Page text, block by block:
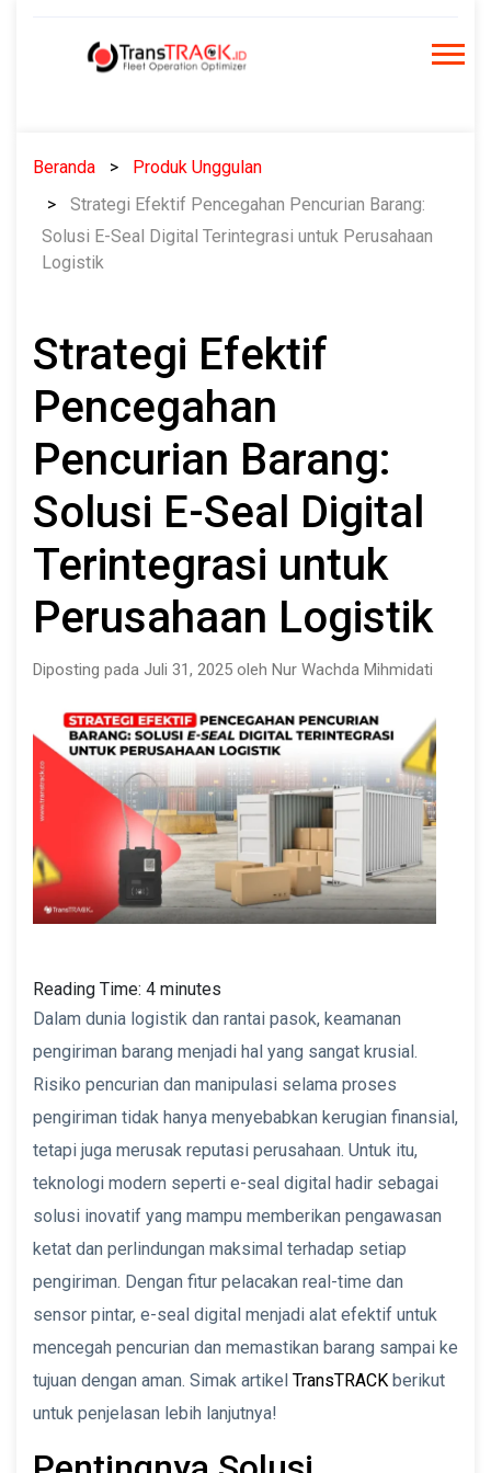
Beranda
Produk Unggulan
Strategi Efektif Pencegahan Pencurian Barang:
Solusi E-Seal Digital Terintegrasi untuk Perusahaan
Logistik
Strategi Efektif
Pencegahan
Pencurian Barang:
Solusi E-Seal Digital
Terintegrasi untuk
Perusahaan Logistik
Diposting pada Juli 31, 2025 oleh Nur Wachda Mihmidati
Reading Time: 4 minutes
Dalam dunia logistik dan rantai pasok, keamanan
pengiriman barang menjadi hal yang sangat krusial.
Risiko pencurian dan manipulasi selama proses
pengiriman tidak hanya menyebabkan kerugian finansial,
tetapi juga merusak reputasi perusahaan. Untuk itu,
teknologi modern seperti e-seal digital hadir sebagai
solusi inovatif yang mampu memberikan pengawasan
ketat dan perlindungan maksimal terhadap setiap
pengiriman. Dengan fitur pelacakan real-time dan
sensor pintar, e-seal digital menjadi alat efektif untuk
mencegah pencurian dan memastikan barang sampai ke
tujuan dengan aman. Simak artikel TransTRACK berikut
untuk penjelasan lebih lanjutnya!